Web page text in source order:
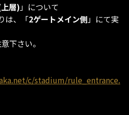
層) 」について
は、「2ゲートメイン側 」にて実
下さい。
c/stadium/rule_entrance.